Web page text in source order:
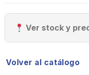
Ver stock y
Volver al catálogo